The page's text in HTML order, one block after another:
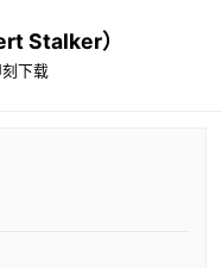
Stalker）
刻下载